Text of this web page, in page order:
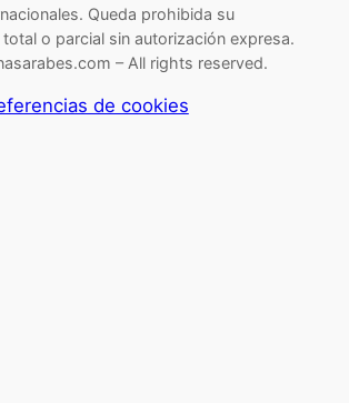
Queda prohibida su
o parcial sin autorización expresa.
– All rights reserved.
de cookies